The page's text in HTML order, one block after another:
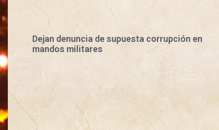
Dejan denuncia de supuesta corrupción en
mandos militares